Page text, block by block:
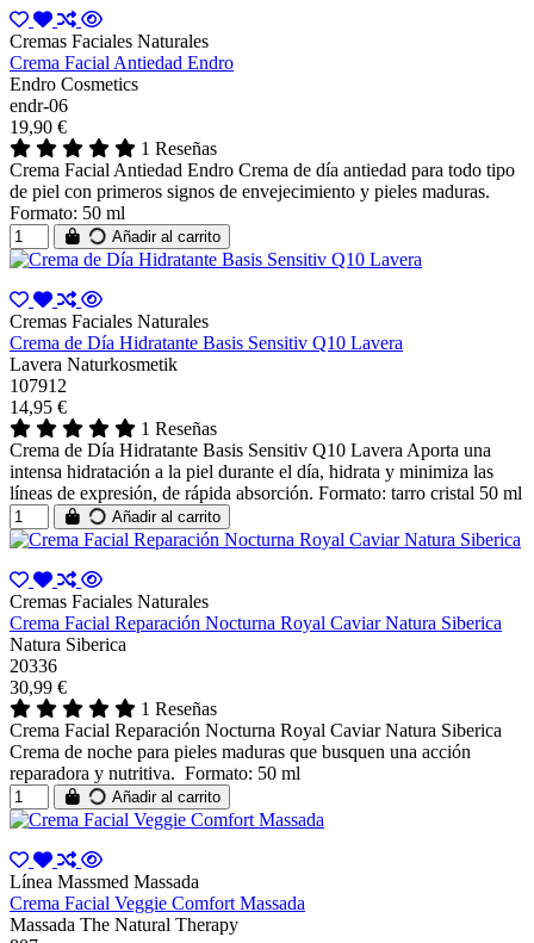
Cremas Faciales Naturales
Crema Facial Antiedad Endro
Endro Cosmetics
endr-06
19,90 €
1 Reseñas
Crema Facial Antiedad Endro Crema de día antiedad para todo tipo
de piel con primeros signos de envejecimiento y pieles maduras.
Formato: 50 ml
Añadir al carrito
Cremas Faciales Naturales
Crema de Día Hidratante Basis Sensitiv Q10 Lavera
Lavera Naturkosmetik
107912
14,95 €
1 Reseñas
Crema de Día Hidratante Basis Sensitiv Q10 Lavera Aporta una
intensa hidratación a la piel durante el día, hidrata y minimiza las
líneas de expresión, de rápida absorción. Formato: tarro cristal 50 ml
Añadir al carrito
Cremas Faciales Naturales
Crema Facial Reparación Nocturna Royal Caviar Natura Siberica
Natura Siberica
20336
30,99 €
1 Reseñas
Crema Facial Reparación Nocturna Royal Caviar Natura Siberica
Crema de noche para pieles maduras que busquen una acción
reparadora y nutritiva. Formato: 50 ml
Añadir al carrito
Línea Massmed Massada
Crema Facial Veggie Comfort Massada
Massada The Natural Therapy